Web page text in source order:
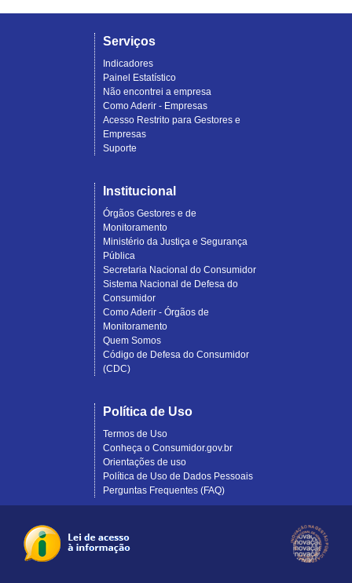
Serviços
Indicadores
Painel Estatístico
Não encontrei a empresa
Como Aderir - Empresas
Acesso Restrito para Gestores e
Empresas
Suporte
Institucional
Órgãos Gestores e de
Monitoramento
Ministério da Justiça e Segurança
Pública
Secretaria Nacional do Consumidor
Sistema Nacional de Defesa do
Consumidor
Como Aderir - Órgãos de
Monitoramento
Quem Somos
Código de Defesa do Consumidor
(CDC)
Política de Uso
Termos de Uso
Conheça o Consumidor.gov.br
Orientações de uso
Política de Uso de Dados Pessoais
Perguntas Frequentes (FAQ)